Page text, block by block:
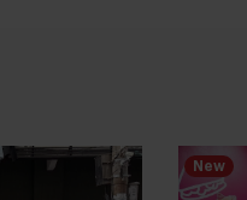
New